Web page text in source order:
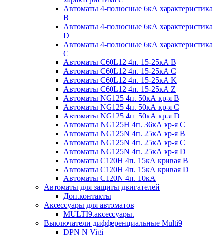
Автоматы 4-полюсные 6кА характеристика
B
Автоматы 4-полюсные 6кА характеристика
D
Автоматы 4-полюсные 6кА характеристика
С
Автоматы C60L12 4п. 15-25кА B
Автоматы C60L12 4п. 15-25кА C
Автоматы C60L12 4п. 15-25кА K
Автоматы C60L12 4п. 15-25кА Z
Автоматы NG125 4п. 50кА кр-я B
Автоматы NG125 4п. 50кА кр-я C
Автоматы NG125 4п. 50кА кр-я D
Автоматы NG125H 4п. 36кА кр-я C
Автоматы NG125N 4п. 25кА кр-я B
Автоматы NG125N 4п. 25кА кр-я C
Автоматы NG125N 4п. 25кА кр-я D
Автоматы С120H 4п. 15кА кривая B
Автоматы С120H 4п. 15кА кривая D
Автоматы С120N 4п. 10кА
Автоматы для защиты двигателей
Доп.контакты
Аксессуары для автоматов
MULTI9.аксессуары.
Выключатели дифференциальные Multi9
DPN N Vigi